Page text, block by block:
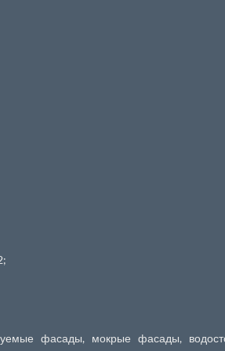
фасады, мокрые фасады,